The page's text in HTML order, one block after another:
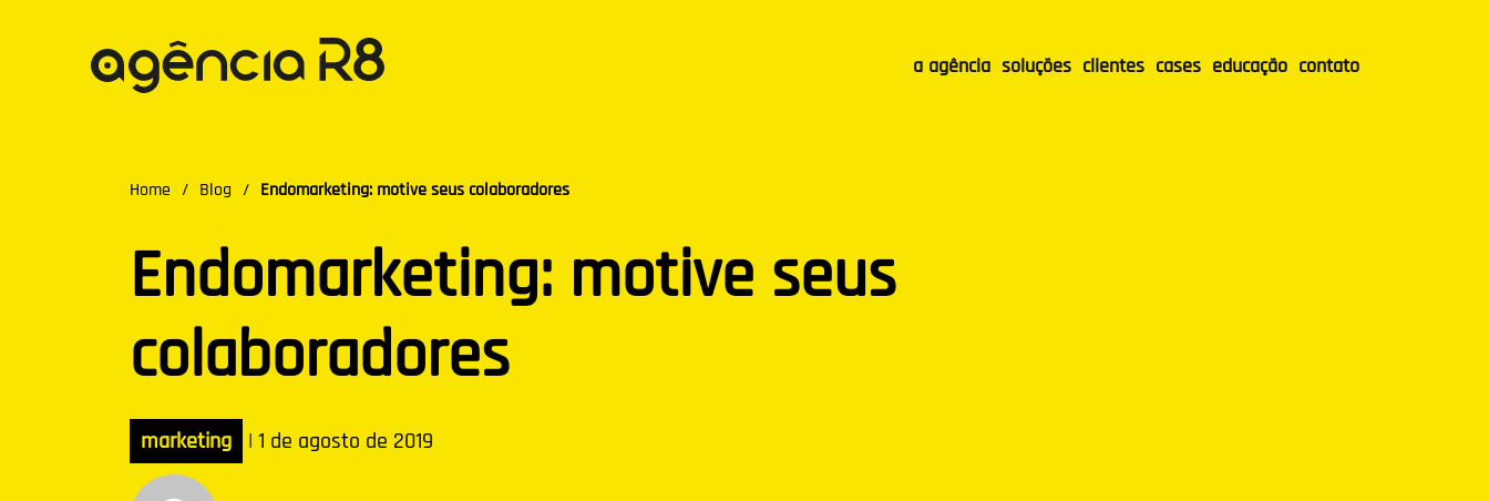
a agência soluções clientes cases educação contato
Home / Blog / Endomarketing: motive seus colaboradores
Endomarketing: motive seus
colaboradores
marketing | 1 de agosto de 2019